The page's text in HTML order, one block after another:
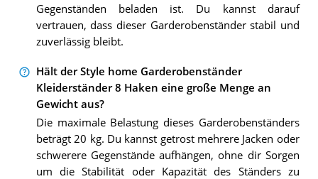
Gegenständen beladen ist. Du kannst darauf
vertrauen, dass dieser Garderobenständer stabil und
zuverlässig bleibt.
Hält der Style home Garderobenständer
Kleiderständer 8 Haken eine große Menge an
Gewicht aus?
Die maximale Belastung dieses Garderobenständers
beträgt 20 kg. Du kannst getrost mehrere Jacken oder
schwerere Gegenstände aufhängen, ohne dir Sorgen
um die Stabilität oder Kapazität des Ständers zu